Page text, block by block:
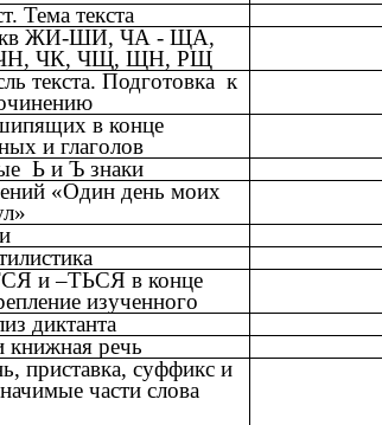
Тема текста
ЖИ-ШИ, ЧА - ЩА,
ЧК, ЧЩ, ЩН, РЩ
текста. Подготовка к
в конце
и глаголов
Ь и Ъ знаки
«Один день моих
и –ТЬСЯ в конце
изученного
диктанта
книжная речь
приставка, суффикс и
части слова